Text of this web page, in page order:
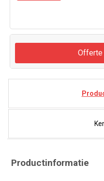
Offerte
Productinformatie